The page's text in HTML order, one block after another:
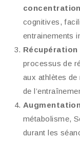
cognitives,
entrainements
Récupération
processus de
aux athlètes de
de
métabolisme,
durant les